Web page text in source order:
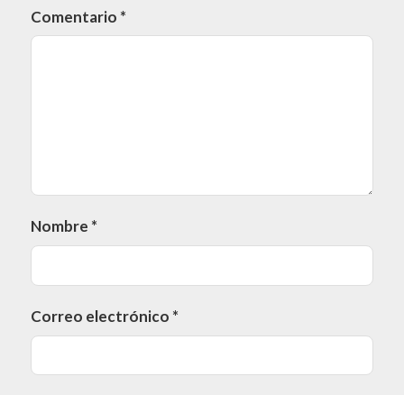
Comentario *
Nombre *
Correo electrónico *